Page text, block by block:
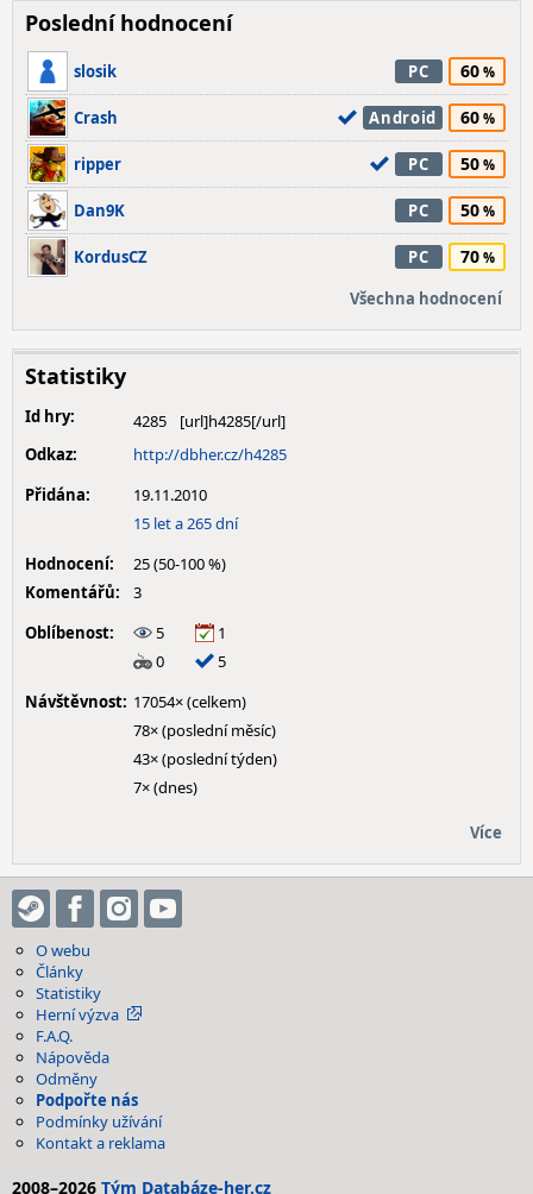
Poslední hodnocení
slosik PC 60
Crash Android 60
ripper PC 50
Dan9K PC 50
KordusCZ PC 70
Všechna hodnocení
Statistiky
Id hry:
4285
Odkaz:
http://dbher.cz/h4285
Přidána:
19.11.2010
15 let a 265 dní
Hodnocení:
25 (50-100 %)
Komentářů:
3
Oblíbenost:
5
1
0
5
Návštěvnost: 17054× (celkem)
78× (poslední měsíc)
43× (poslední týden)
7× (dnes)
Více
O webu
Články
Statistiky
Herní výzva
F.A.Q.
Nápověda
Odměny
Podpořte nás
Podmínky užívání
Kontakt a reklama
2008–2026 Tým Databáze-her.cz